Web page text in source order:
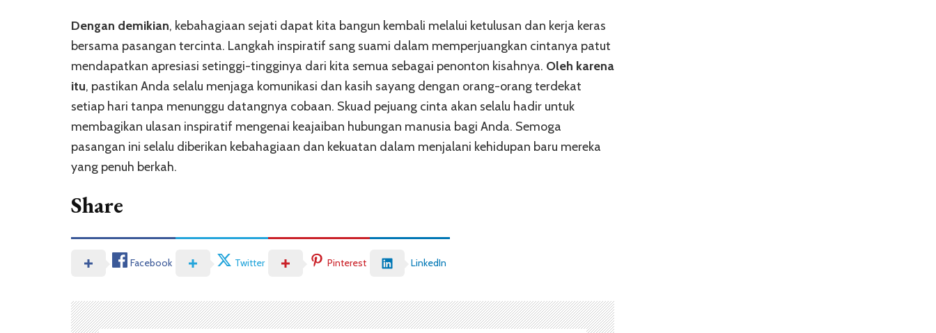
Dengan demikian, kebahagiaan sejati dapat kita bangun kembali melalui ketulusan dan kerja keras
bersama pasangan tercinta. Langkah inspiratif sang suami dalam memperjuangkan cintanya patut
mendapatkan apresiasi setinggi-tingginya dari kita semua sebagai penonton kisahnya. Oleh karena
itu, pastikan Anda selalu menjaga komunikasi dan kasih sayang dengan orang-orang terdekat
setiap hari tanpa menunggu datangnya cobaan. Skuad pejuang cinta akan selalu hadir untuk
membagikan ulasan inspiratif mengenai keajaiban hubungan manusia bagi Anda. Semoga
pasangan ini selalu diberikan kebahagiaan dan kekuatan dalam menjalani kehidupan baru mereka
yang penuh berkah.
Share
Facebook Twitter Pinterest LinkedIn